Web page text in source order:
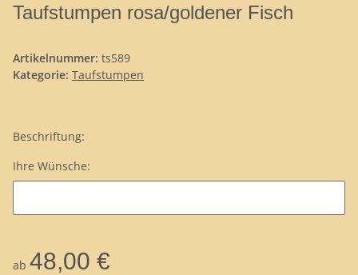
Taufstumpen rosa/goldener Fisch
Artikelnummer: ts589
Kategorie: Taufstumpen
Beschriftung:
Ihre Wünsche:
ab 48,00 €